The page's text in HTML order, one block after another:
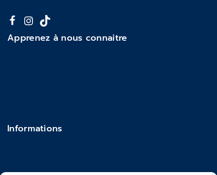
Apprenez à nous connaitre
Informations